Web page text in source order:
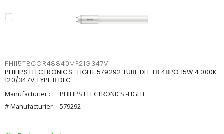
PHI15T8COR48840MF21G347V
PHILIPS ELECTRONICS -LIGHT 579292 TUBE DEL T8 48PO 15W 4 000K
120/347V TYPE B DLC
Manufacturier :
PHILIPS ELECTRONICS -LIGHT
# Manufacturier : 579292